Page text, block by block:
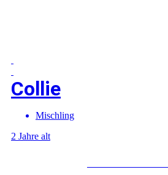
Collie
Mischling
2 Jahre alt